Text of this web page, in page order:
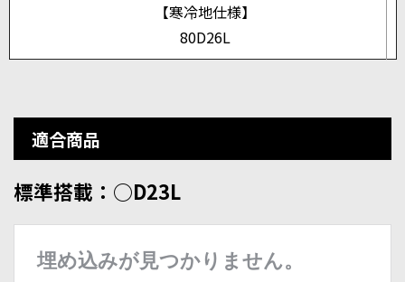
【寒冷地仕様】
80D26L
適合商品
標準搭載：○D23L